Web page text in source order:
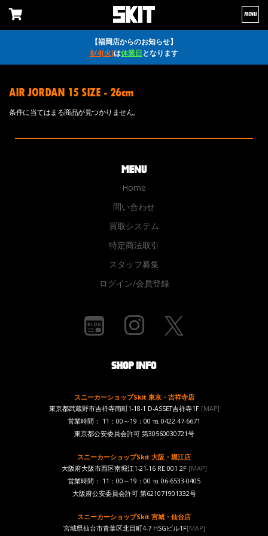
【福岡店からのお知らせ】
8/4(火)は休業日となります
MENU
AIR JORDAN 15 SIZE - 26cm
条件に当てはまる商品が見つかりません。
Home
問い合わせ
買取システム
特定商法取引
スタッフ募集
ログイン/会員登録
スニーカーショップSkit 東京・吉祥寺店
東京都武蔵野市吉祥寺南町1-18-1 D-ASSET吉祥寺1F [MAP]
営業時間： 11：00～19：00 ℡ 0422-47-6671
東京都公安委員会許可 第30560030721号
スニーカーショップSkit 大阪・堀江店
大阪府大阪市西区南堀江1-21-16 RE:001 2F[MAP]
営業時間： 11：00～19：00 ℡ 06-6533-0405
大阪府公安委員会許可 第621071901332号
スニーカーショップSkit 宮城・仙台店
宮城県仙台市青葉区北目町4-7 HSGビル1F[MAP]